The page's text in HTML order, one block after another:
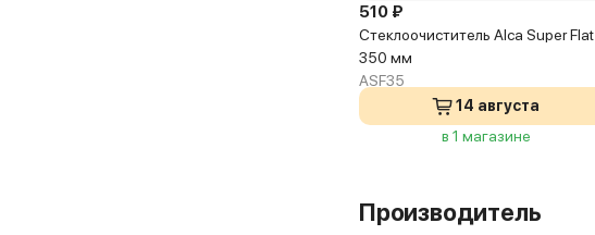
510 ₽
Стеклоочиститель Alca Super Flat
350 мм
ASF35
14 августа
в 1 магазине
Производитель